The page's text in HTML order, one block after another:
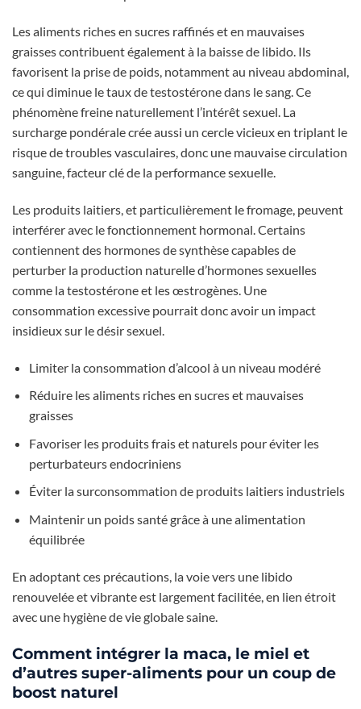
Les aliments riches en sucres raffinés et en mauvaises
graisses contribuent également à la baisse de libido. Ils
favorisent la prise de poids, notamment au niveau abdominal,
ce qui diminue le taux de testostérone dans le sang. Ce
phénomène freine naturellement l’intérêt sexuel. La
surcharge pondérale crée aussi un cercle vicieux en triplant le
risque de troubles vasculaires, donc une mauvaise circulation
sanguine, facteur clé de la performance sexuelle.
Les produits laitiers, et particulièrement le fromage, peuvent
interférer avec le fonctionnement hormonal. Certains
contiennent des hormones de synthèse capables de
perturber la production naturelle d’hormones sexuelles
comme la testostérone et les œstrogènes. Une
consommation excessive pourrait donc avoir un impact
insidieux sur le désir sexuel.
Limiter la consommation d’alcool à un niveau modéré
Réduire les aliments riches en sucres et mauvaises
graisses
Favoriser les produits frais et naturels pour éviter les
perturbateurs endocriniens
Éviter la surconsommation de produits laitiers industriels
Maintenir un poids santé grâce à une alimentation
équilibrée
En adoptant ces précautions, la voie vers une libido
renouvelée et vibrante est largement facilitée, en lien étroit
avec une hygiène de vie globale saine.
Comment intégrer la maca, le miel et
d’autres super-aliments pour un coup de
boost naturel